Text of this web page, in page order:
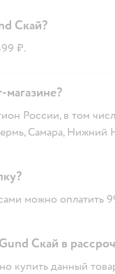
Скай?
₽.
магазине?
России, в том
Самара,
можно оплатить
Скай в
купить данный